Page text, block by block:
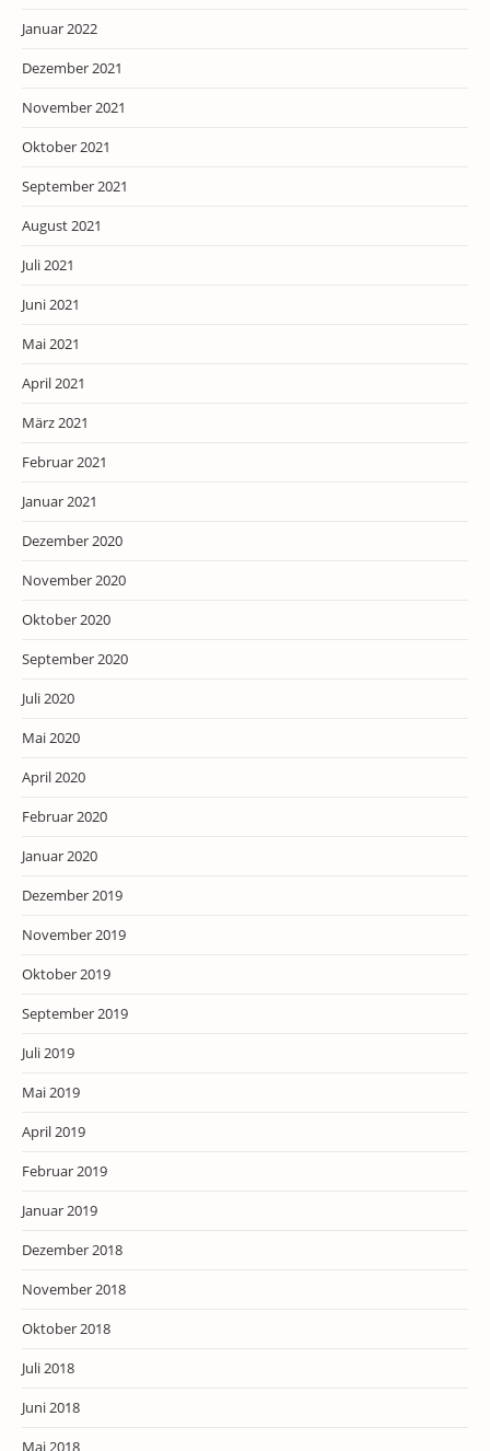
Januar 2022
Dezember 2021
November 2021
Oktober 2021
September 2021
August 2021
Juli 2021
Juni 2021
Mai 2021
April 2021
März 2021
Februar 2021
Januar 2021
Dezember 2020
November 2020
Oktober 2020
September 2020
Juli 2020
Mai 2020
April 2020
Februar 2020
Januar 2020
Dezember 2019
November 2019
Oktober 2019
September 2019
Juli 2019
Mai 2019
April 2019
Februar 2019
Januar 2019
Dezember 2018
November 2018
Oktober 2018
Juli 2018
Juni 2018
Mai 2018